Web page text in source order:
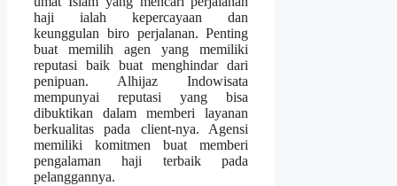
haji ialah kepercayaan dan
keunggulan biro perjalanan. Penting
buat memilih agen yang memiliki
reputasi baik buat menghindar dari
penipuan. Alhijaz Indowisata
mempunyai reputasi yang bisa
dibuktikan dalam memberi layanan
berkualitas pada client-nya. Agensi
memiliki komitmen buat memberi
pengalaman haji terbaik pada
pelanggannya.